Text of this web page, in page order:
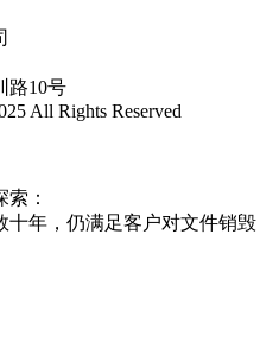
路10号
All Rights Reserved
：
十年，仍满足客户对文件销毁